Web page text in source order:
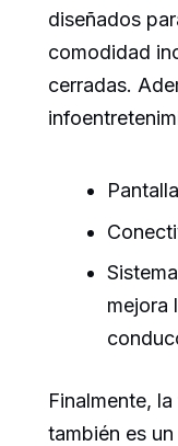
diseñados
comodidad
cerradas.
mejora
Finalmente, la
también es